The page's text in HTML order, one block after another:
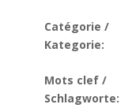
Catégorie /
Kategorie:
Mots clef /
Schlagworte: